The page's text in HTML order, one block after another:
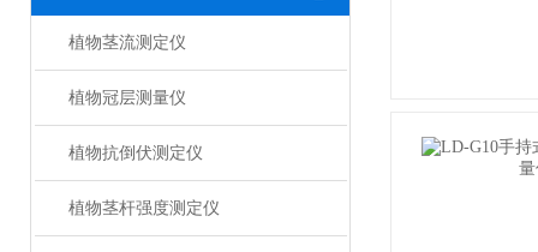
植物茎流测定仪
植物冠层测量仪
植物抗倒伏测定仪
植物茎杆强度测定仪